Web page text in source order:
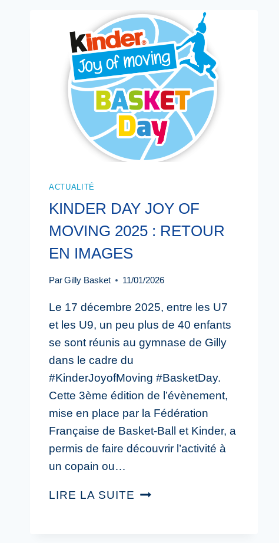
ACTUALITÉ
KINDER DAY JOY OF
MOVING 2025 : RETOUR
EN IMAGES
ParGilly Basket 11/01/2026
Le 17 décembre 2025, entre les U7
et les U9, un peu plus de 40 enfants
se sont réunis au gymnase de Gilly
dans le cadre du
#KinderJoyofMoving #BasketDay.
Cette 3ème édition de l’évènement,
mise en place par la Fédération
Française de Basket-Ball et Kinder, a
permis de faire découvrir l’activité à
un copain ou…
LIRE LA SUITE